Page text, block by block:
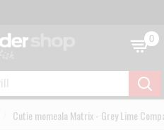
0
Cutie momeala Matrix - Grey Lime